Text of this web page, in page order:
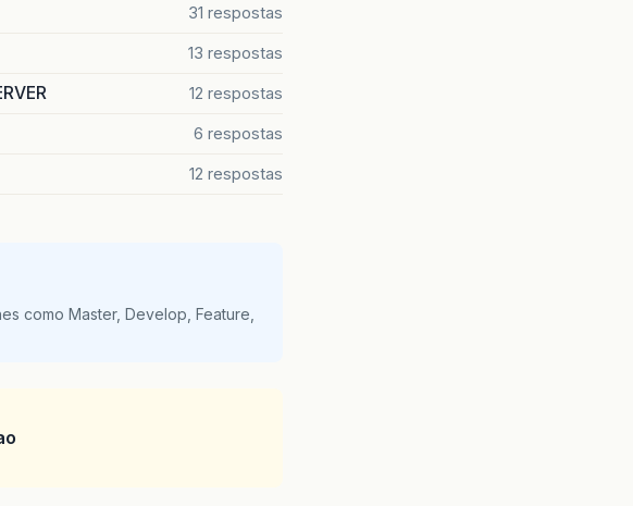
31 respostas
13 respostas
12 respostas
6 respostas
12 respostas
como Master, Develop, Feature,